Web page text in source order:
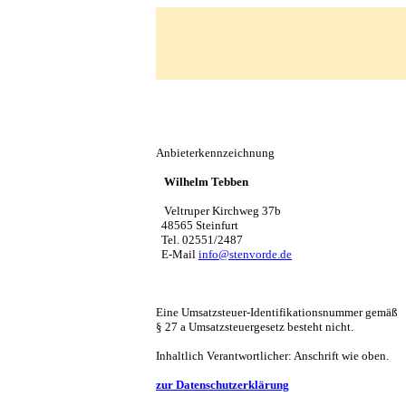
Anbieterkennzeichnung
Wilhelm Tebben
Veltruper Kirchweg 37b
48565 Steinfurt
Tel. 02551/2487
E-Mail info@stenvorde.de
Eine Umsatzsteuer-Identifikationsnummer gemäß
§ 27 a Umsatzsteuergesetz besteht nicht.
Inhaltlich Verantwortlicher: Anschrift wie oben.
zur Datenschutzerklärung